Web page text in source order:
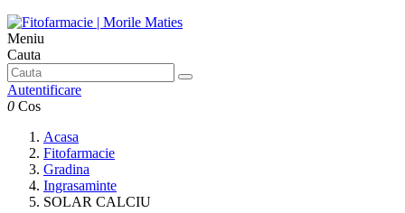
Meniu
Cauta
Autentificare
0 Cos
Acasa
Fitofarmacie
Gradina
Ingrasaminte
SOLAR CALCIU